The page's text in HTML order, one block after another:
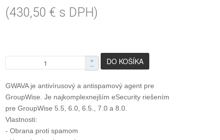
(430,50 € s DPH)
+
–
GWAVA je antivírusový a antispamový agent pre
GroupWise. Je najkomplexnejším eSecurity riešením
pre GroupWise 5.5, 6.0, 6.5., 7.0 a 8.0.
Vlastnosti:
- Obrana proti spamom